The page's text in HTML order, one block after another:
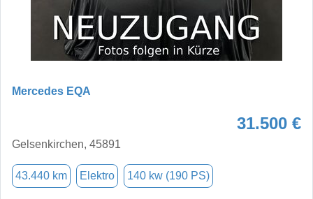
Mercedes EQA
31.500 €
Gelsenkirchen, 45891
43.440 km Elektro 140 kw (190 PS)